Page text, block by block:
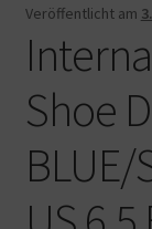
Impressum
Kasse
Mein Konto
Shop
Veröffentlicht am
Shoe
BLUE/